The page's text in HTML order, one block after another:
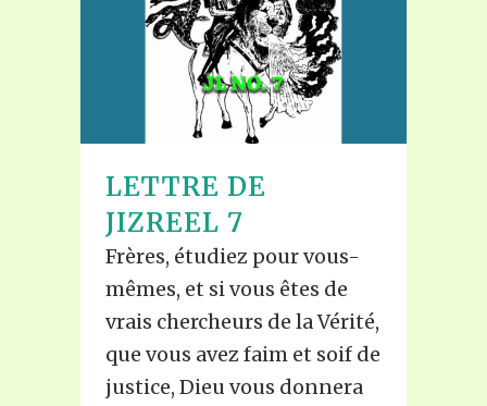
LETTRE DE
JIZREEL 7
Frères, étudiez pour vous-
mêmes, et si vous êtes de
vrais chercheurs de la Vérité,
que vous avez faim et soif de
justice, Dieu vous donnera